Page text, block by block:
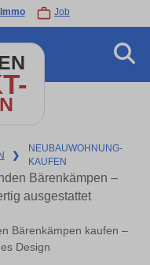
Immo Job
❯
NEUBAUWOHNUNG-
KAUFEN
Bärenkämpen –
ausgestattet
Bärenkämpen kaufen –
Design